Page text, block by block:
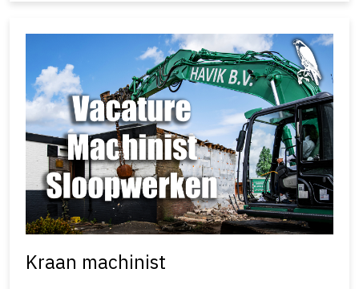
Kraan machinist